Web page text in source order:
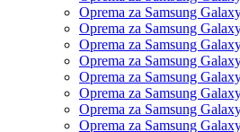
Oprema za Samsung
Oprema za Samsung
Oprema za Samsung
Oprema za Samsung
Oprema za Samsung
Oprema za Samsung
Oprema za Samsung
Oprema za Samsung